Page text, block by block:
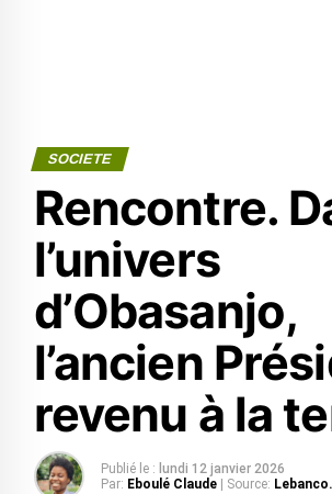
SOCIETE
Rencontre.
l’univers
d’Obasanjo,
l’ancien
revenu à la
Publié le : lundi 12 janvier 2026
Par: Eboulé Claude | Source: